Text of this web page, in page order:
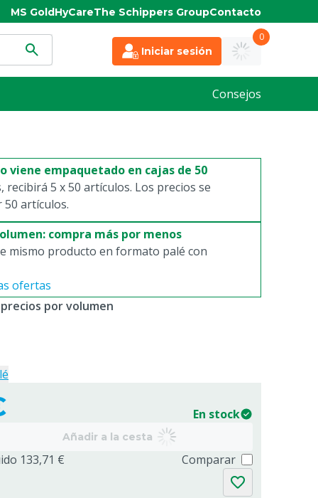
MS GoldHyCareThe Schippers GroupContacto
Iniciar sesión
0
Consejos
viene empaquetado en cajas de 50
recibirá 5 x 50 artículos. Los precios se
artículos.
compra más por menos
mismo producto en formato palé con
ofertas
En stock
Añadir a la cesta
133,71 € Comparar
por volumen